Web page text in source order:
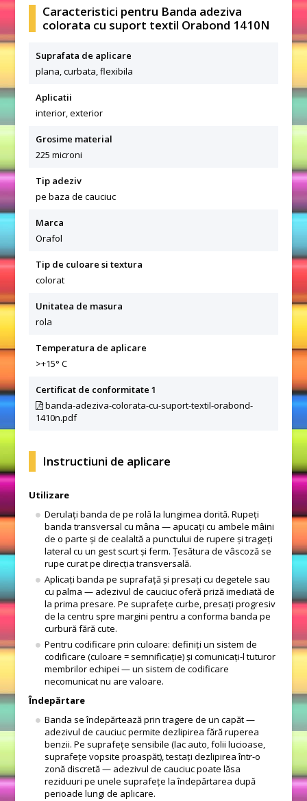
Caracteristici pentru Banda adeziva
colorata cu suport textil Orabond 1410N
Suprafata de aplicare
plana, curbata, flexibila
Aplicatii
interior, exterior
Grosime material
225 microni
Tip adeziv
pe baza de cauciuc
Marca
Orafol
Tip de culoare si textura
colorat
Unitatea de masura
rola
Temperatura de aplicare
>+15° C
Certificat de conformitate 1
banda-adeziva-colorata-cu-suport-textil-orabond-
1410n.pdf
Instructiuni de aplicare
Utilizare
Derulați banda de pe rolă la lungimea dorită. Rupeți
banda transversal cu mâna — apucați cu ambele mâini
de o parte și de cealaltă a punctului de rupere și trageți
lateral cu un gest scurt și ferm. Țesătura de vâscoză se
rupe curat pe direcția transversală.
Aplicați banda pe suprafață și presați cu degetele sau
cu palma — adezivul de cauciuc oferă priză imediată de
la prima presare. Pe suprafețe curbe, presați progresiv
de la centru spre margini pentru a conforma banda pe
curbură fără cute.
Pentru codificare prin culoare: definiți un sistem de
codificare (culoare = semnificație) și comunicați-l tuturor
membrilor echipei — un sistem de codificare
necomunicat nu are valoare.
Îndepărtare
Banda se îndepărtează prin tragere de un capăt —
adezivul de cauciuc permite dezlipirea fără ruperea
benzii. Pe suprafețe sensibile (lac auto, folii lucioase,
suprafețe vopsite proaspăt), testați dezlipirea într-o
zonă discretă — adezivul de cauciuc poate lăsa
reziduuri pe unele suprafețe la îndepărtarea după
perioade lungi de aplicare.